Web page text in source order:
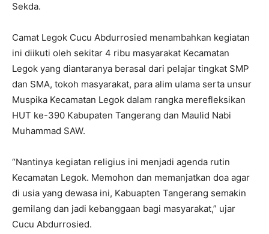
Sekda.
Camat Legok Cucu Abdurrosied menambahkan kegiatan
ini diikuti oleh sekitar 4 ribu masyarakat Kecamatan
Legok yang diantaranya berasal dari pelajar tingkat SMP
dan SMA, tokoh masyarakat, para alim ulama serta unsur
Muspika Kecamatan Legok dalam rangka merefleksikan
HUT ke-390 Kabupaten Tangerang dan Maulid Nabi
Muhammad SAW.
“Nantinya kegiatan religius ini menjadi agenda rutin
Kecamatan Legok. Memohon dan memanjatkan doa agar
di usia yang dewasa ini, Kabuapten Tangerang semakin
gemilang dan jadi kebanggaan bagi masyarakat,” ujar
Cucu Abdurrosied.